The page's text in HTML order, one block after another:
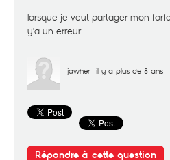
lorsque je veut partager mon
y'a un erreur
jawher il y a plus de 8 ans
Répondre à cette question